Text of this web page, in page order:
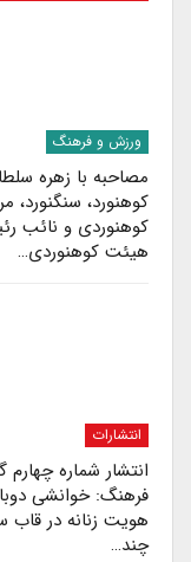
ورزش و فرهنگ
مصاحبه با زهره
کوهنورد، سنگنورد،
کوهنوردی و نائب
هیئت کوهنوردی…
انتشارات
انتشار شماره چهارم
فرهنگ: خوانشی
هویت زنانه در قاب
چند…